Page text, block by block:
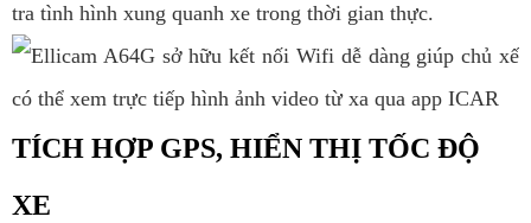
tra tình hình xung quanh xe trong thời gian thực.
TÍCH HỢP GPS, HIỂN THỊ TỐC ĐỘ
XE